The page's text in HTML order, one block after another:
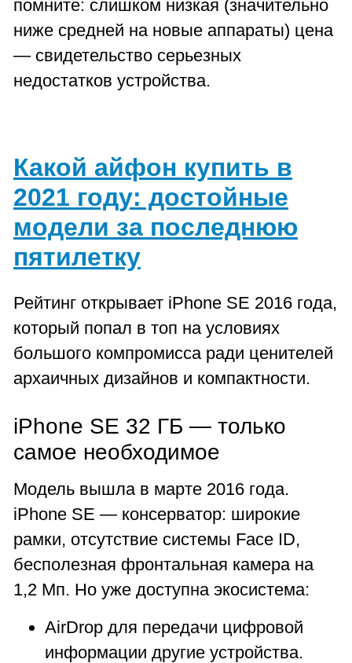
помните: слишком низкая (значительно
ниже средней на новые аппараты) цена
— свидетельство серьезных
недостатков устройства.
Какой айфон купить в
2021 году: достойные
модели за последнюю
пятилетку
Рейтинг открывает iPhone SE 2016 года,
который попал в топ на условиях
большого компромисса ради ценителей
архаичных дизайнов и компактности.
iPhone SE 32 ГБ — только
самое необходимое
Модель вышла в марте 2016 года.
iPhone SE — консерватор: широкие
рамки, отсутствие системы Face ID,
бесполезная фронтальная камера на
1,2 Мп. Но уже доступна экосистема:
AirDrop для передачи цифровой
информации другие устройства.